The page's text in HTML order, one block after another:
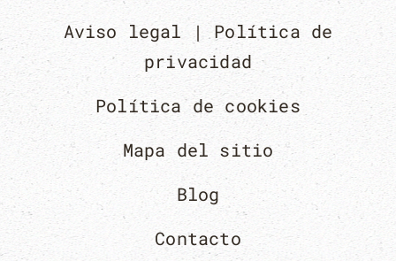
Aviso legal | Política de
privacidad
Política de cookies
Mapa del sitio
Blog
Contacto